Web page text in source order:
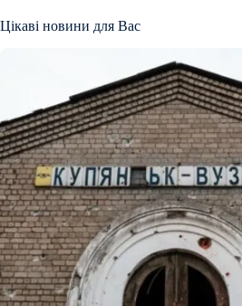
Цікаві новини для Вас